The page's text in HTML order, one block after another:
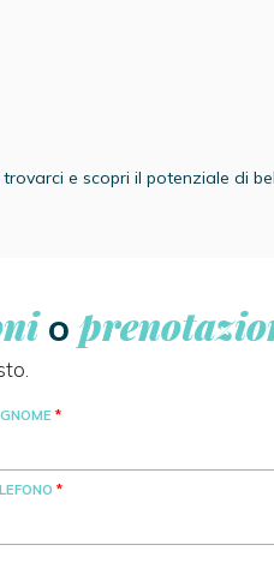
trovarci e scopri il potenziale di
o